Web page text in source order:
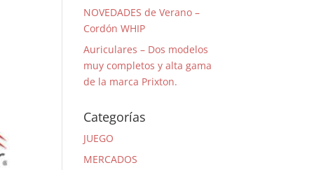
NOVEDADES de Verano –
Cordón WHIP
Auriculares – Dos modelos
muy completos y alta gama
de la marca Prixton.
Categorías
JUEGO
MERCADOS